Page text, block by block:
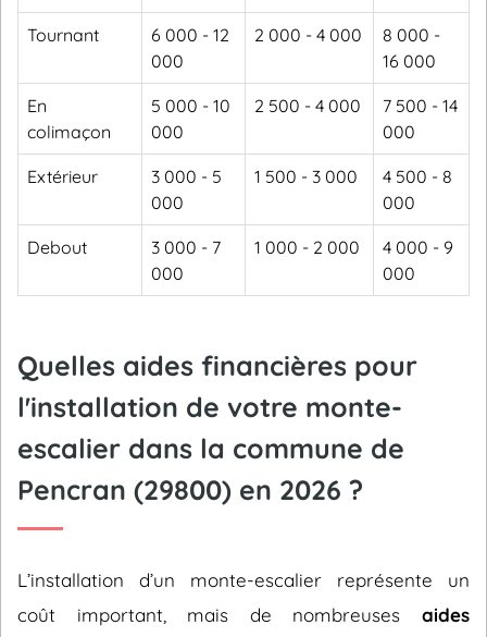
Tournant
6 000 - 12
000
2 000 - 4 000
8 000 -
16 000
En
colimaçon
5 000 - 10
000
2 500 - 4 000
7 500 - 14
000
Extérieur
3 000 - 5
000
1 500 - 3 000
4 500 - 8
000
Debout
3 000 - 7
000
1 000 - 2 000
4 000 - 9
000
Quelles aides financières pour
l'installation de votre monte-
escalier dans la commune de
Pencran (29800) en 2026 ?
L’installation d’un monte-escalier représente un
coût important, mais de nombreuses aides